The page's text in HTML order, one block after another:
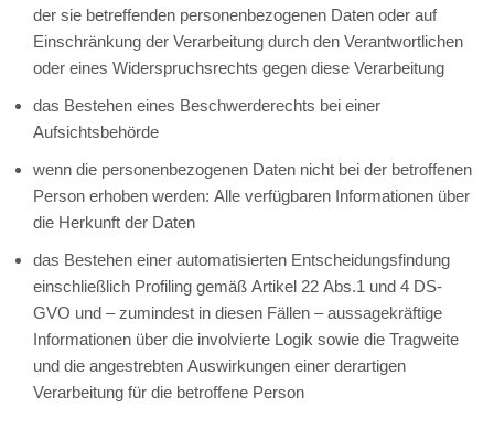
der sie betreffenden personenbezogenen Daten oder auf
Einschränkung der Verarbeitung durch den Verantwortlichen
oder eines Widerspruchsrechts gegen diese Verarbeitung
das Bestehen eines Beschwerderechts bei einer
Aufsichtsbehörde
wenn die personenbezogenen Daten nicht bei der betroffenen
Person erhoben werden: Alle verfügbaren Informationen über
die Herkunft der Daten
das Bestehen einer automatisierten Entscheidungsfindung
einschließlich Profiling gemäß Artikel 22 Abs.1 und 4 DS-
GVO und – zumindest in diesen Fällen – aussagekräftige
Informationen über die involvierte Logik sowie die Tragweite
und die angestrebten Auswirkungen einer derartigen
Verarbeitung für die betroffene Person